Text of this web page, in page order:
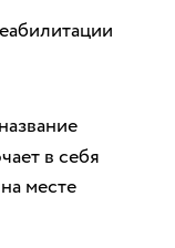
в себя
месте